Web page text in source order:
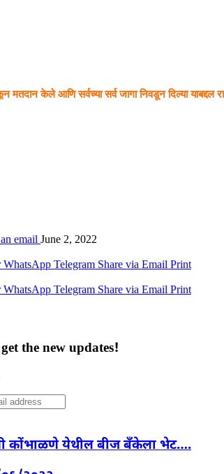
मतदान केले आणि सर्वच्या सर्व जागा निवडून दिल्या याबद्दल
email June 2, 2022
WhatsApp Telegram Share via Email Print
WhatsApp Telegram Share via Email Print
the new updates!
कोंभाळणे येथील बीज बँकेला भेट….